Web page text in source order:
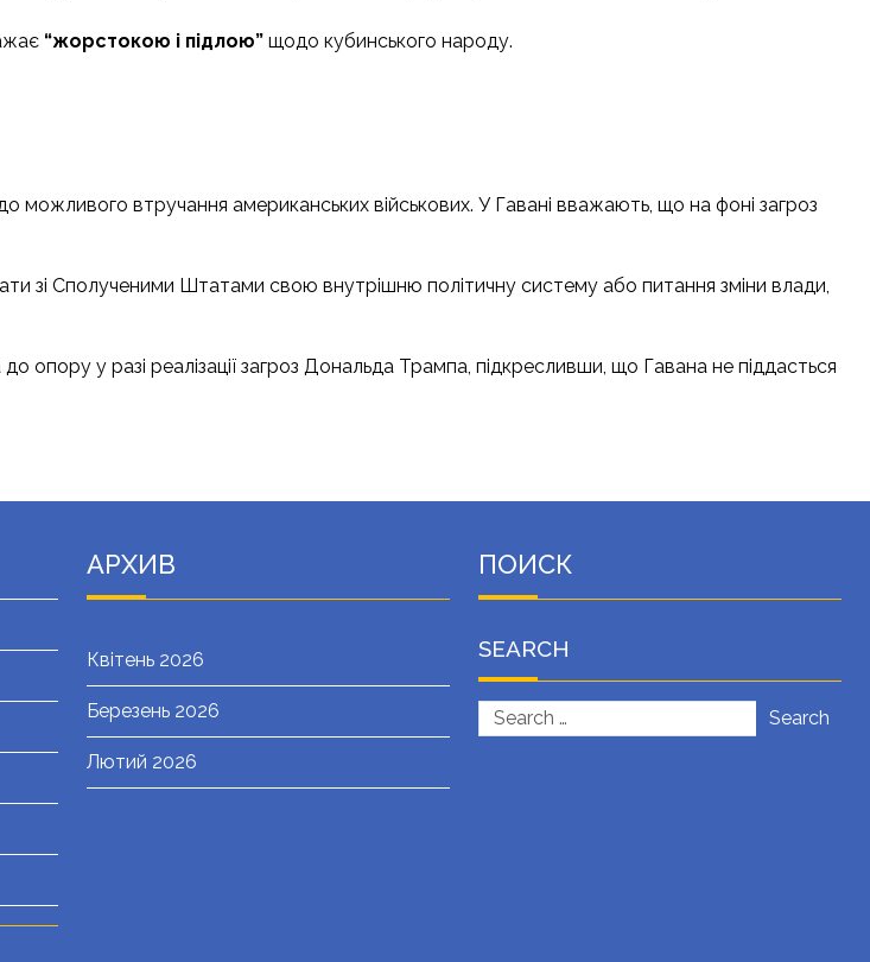
“жорстокою і підлою” щодо кубинського народу.
можливого втручання американських військових. У Гавані вважають, що на фоні загроз
зі Сполученими Штатами свою внутрішню політичну систему або питання зміни влади,
опору у разі реалізації загроз Дональда Трампа, підкресливши, що Гавана не піддасться
АРХИВ
Квітень 2026
Березень 2026
Лютий 2026
ПОИСК
SEARCH
Search